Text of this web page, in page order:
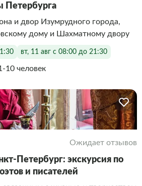
Петербурга
и двор Изумрудного города,
дому и Шахматному двору
вт, 11 авг с 08:00 до 21:30
10 человек
Ожидает отзывов
Петербург: экскурсия по
и писателей